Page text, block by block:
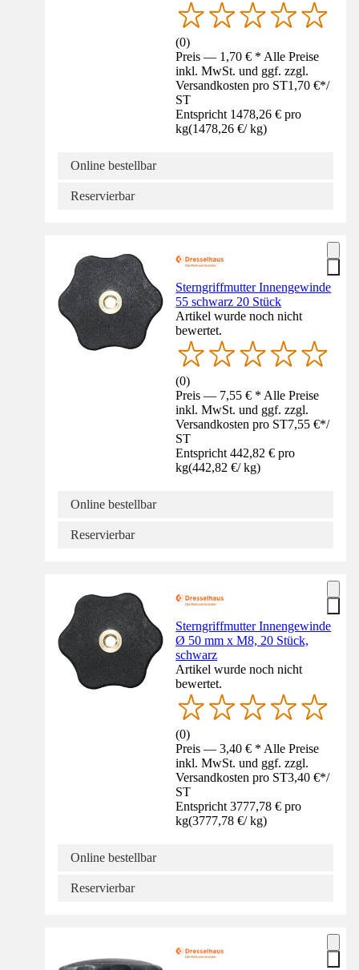
(0)
Preis — 1,70 € * Alle Preise
inkl. MwSt. und ggf. zzgl.
Versandkosten pro ST1,70 €*/
ST
Entspricht 1478,26 € pro
kg(1478,26 €/ kg)
Online bestellbar
Reservierbar
Sterngriffmutter Innengewinde
55 schwarz 20 Stück
Artikel wurde noch nicht
bewertet.
(0)
Preis — 7,55 € * Alle Preise
inkl. MwSt. und ggf. zzgl.
Versandkosten pro ST7,55 €*/
ST
Entspricht 442,82 € pro
kg(442,82 €/ kg)
Online bestellbar
Reservierbar
Sterngriffmutter Innengewinde
Ø 50 mm x M8, 20 Stück,
schwarz
Artikel wurde noch nicht
bewertet.
(0)
Preis — 3,40 € * Alle Preise
inkl. MwSt. und ggf. zzgl.
Versandkosten pro ST3,40 €*/
ST
Entspricht 3777,78 € pro
kg(3777,78 €/ kg)
Online bestellbar
Reservierbar